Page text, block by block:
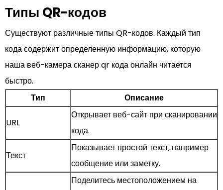
Типы QR-кодов
Существуют различные типы QR-кодов. Каждый тип
кода содержит определенную информацию, которую
наша веб-камера сканер qr кода онлайн читается
быстро.
Тип
Описание
URL
Открывает веб-сайт при сканировании
кода.
Текст
Показывает простой текст, например
сообщение или заметку.
Поделитесь местоположением на